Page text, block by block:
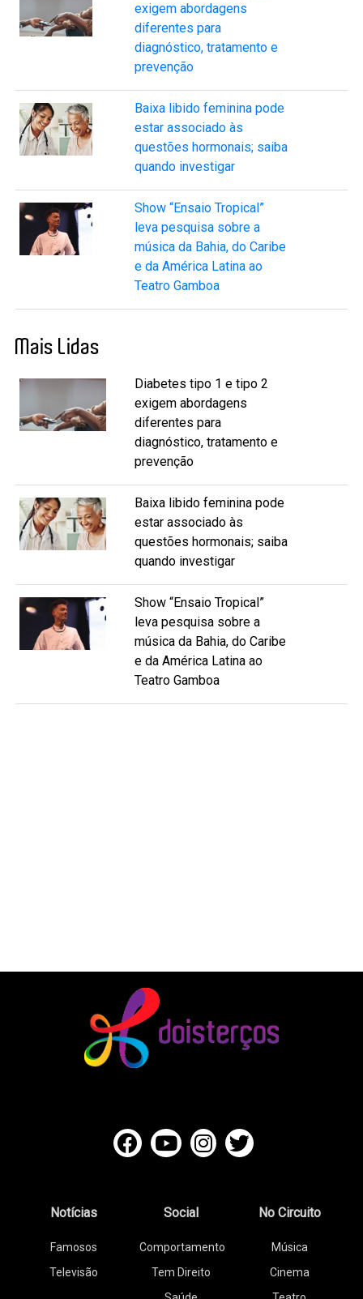
exigem abordagens
diferentes para
diagnóstico, tratamento e
prevenção
Baixa libido feminina pode
estar associado às
questões hormonais; saiba
quando investigar
Show “Ensaio Tropical”
leva pesquisa sobre a
música da Bahia, do Caribe
e da América Latina ao
Teatro Gamboa
Mais Lidas
Diabetes tipo 1 e tipo 2
exigem abordagens
diferentes para
diagnóstico, tratamento e
prevenção
Baixa libido feminina pode
estar associado às
questões hormonais; saiba
quando investigar
Show “Ensaio Tropical”
leva pesquisa sobre a
música da Bahia, do Caribe
e da América Latina ao
Teatro Gamboa
Notícias
Famosos
Televisão
Social
Comportamento
Tem Direito
No Circuito
Música
Cinema